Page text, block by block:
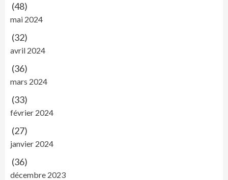
(48)
mai 2024
(32)
avril 2024
(36)
mars 2024
(33)
février 2024
(27)
janvier 2024
(36)
décembre 2023